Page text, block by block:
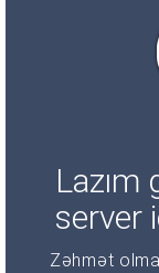
Lazım
server
Zəhmət